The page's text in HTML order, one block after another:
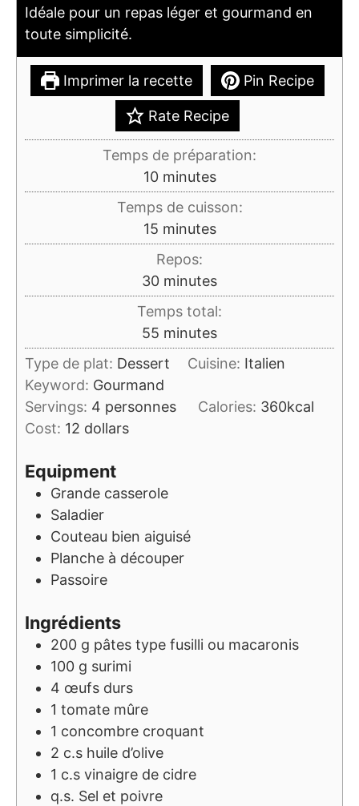
Idéale pour un repas léger et gourmand en
toute simplicité.
Imprimer la recette Pin Recipe
Rate Recipe
Temps de préparation:
10minutes
minutes
Temps de cuisson:
15minutes
minutes
Repos:
30minutes
minutes
Temps total:
55 minutes
minutes
Type de plat: Dessert Cuisine: Italien
Keyword: Gourmand
Servings: 4 personnes Calories: 360kcal
Cost: 12 dollars
Equipment
Grande casserole
Saladier
Couteau bien aiguisé
Planche à découper
Passoire
Ingrédients
200 g pâtes type fusilli ou macaronis
100 g surimi
4 œufs durs
1 tomate mûre
1 concombre croquant
2 c.s huile d’olive
1 c.s vinaigre de cidre
q.s. Sel et poivre